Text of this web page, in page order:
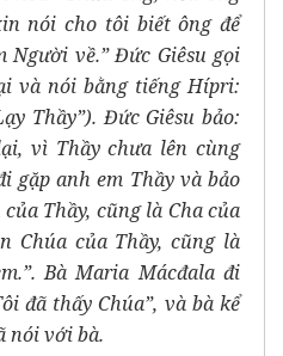
nói cho tôi biết ông để
Người về.” Đức Giêsu gọi
và nói bằng tiếng Hípri:
Thầy”). Đức Giêsu bảo:
vì Thầy chưa lên cùng
gặp anh em Thầy và bảo
Thầy, cũng là Cha của
Chúa của Thầy, cũng là
Bà Maria Mácđala đi
đã thấy Chúa”, và bà kể
nói với bà.